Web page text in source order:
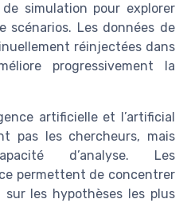
simulation pour explorer
scénarios. Les données de
réinjectées dans
progressivement la
artificielle et l’artificial
pas les chercheurs, mais
d’analyse. Les
permettent de concentrer
sur les hypothèses les plus